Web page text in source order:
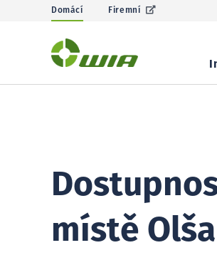
Domácí Firemní
místě